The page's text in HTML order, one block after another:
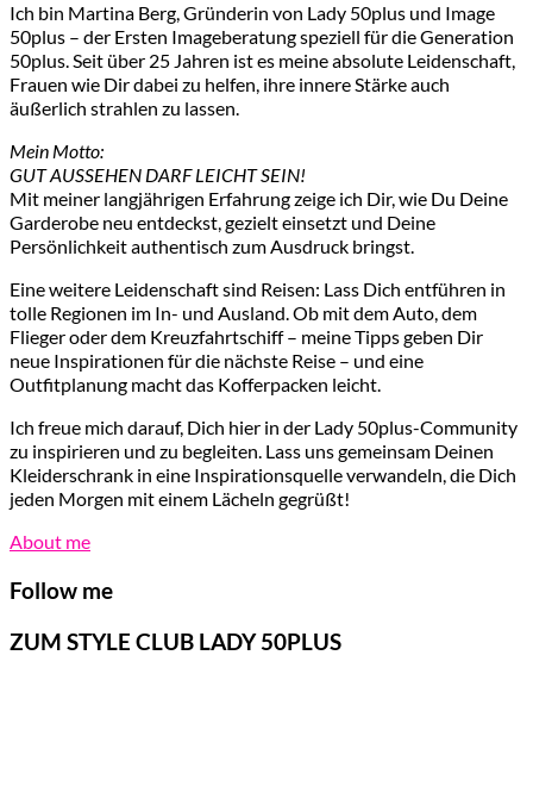
Ich bin Martina Berg, Gründerin von Lady 50plus und Image
50plus – der Ersten Imageberatung speziell für die Generation
50plus. Seit über 25 Jahren ist es meine absolute Leidenschaft,
Frauen wie Dir dabei zu helfen, ihre innere Stärke auch
äußerlich strahlen zu lassen.
Mein Motto:
GUT AUSSEHEN DARF LEICHT SEIN!
Mit meiner langjährigen Erfahrung zeige ich Dir, wie Du Deine
Garderobe neu entdeckst, gezielt einsetzt und Deine
Persönlichkeit authentisch zum Ausdruck bringst.
Eine weitere Leidenschaft sind Reisen: Lass Dich entführen in
tolle Regionen im In- und Ausland. Ob mit dem Auto, dem
Flieger oder dem Kreuzfahrtschiff – meine Tipps geben Dir
neue Inspirationen für die nächste Reise – und eine
Outfitplanung macht das Kofferpacken leicht.
Ich freue mich darauf, Dich hier in der Lady 50plus-Community
zu inspirieren und zu begleiten. Lass uns gemeinsam Deinen
Kleiderschrank in eine Inspirationsquelle verwandeln, die Dich
jeden Morgen mit einem Lächeln gegrüßt!
About me
Follow me
ZUM STYLE CLUB LADY 50PLUS